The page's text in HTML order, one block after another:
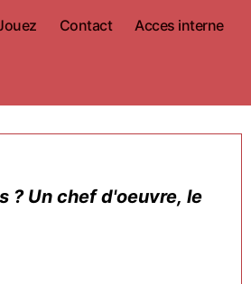
Contact Acces interne
? Un chef d'oeuvre, le